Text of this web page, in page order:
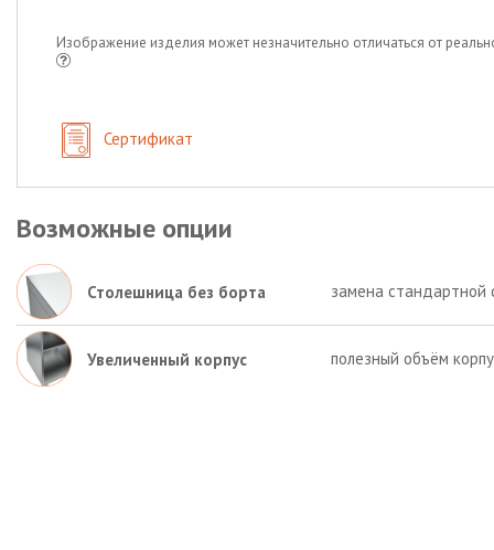
Изображение изделия может незначительно отличаться от
Сертификат
Возможные опции
Столешница без борта замена стандартной
Увеличенный корпус полезный объём